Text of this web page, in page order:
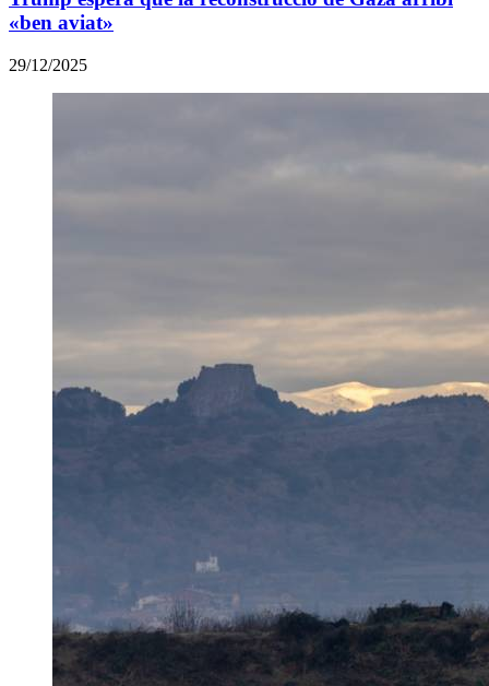
«ben aviat»
29/12/2025